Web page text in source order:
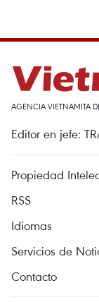
AGENCIA VIETNAMITA
Editor en jefe:
Propiedad
RSS
Idiomas
Servicios de
Contacto